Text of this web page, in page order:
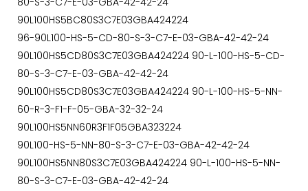
90L100HS5BC80S3C7E03GBA424224
96-90L100-HS-5-CD-80-S-3-C7-E-03-GBA-42-42-24
90L100HS5CD80S3C7E03GBA424224 90-L-100-HS-5-CD-
80-S-3-C7-E-03-GBA-42-42-24
90L100HS5CD80S3C7E03GBA424224 90-L-100-HS-5-NN-
60-R-3-F1-F-05-GBA-32-32-24
90L100HS5NN60R3F1F05GBA323224
90L100-HS-5-NN-80-S-3-C7-E-03-GBA-42-42-24
90L100HS5NN80S3C7E03GBA424224 90-L-100-HS-5-NN-
80-S-3-C7-E-03-GBA-42-42-24